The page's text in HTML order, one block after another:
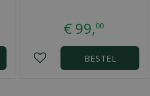
€ 99,00
BESTEL